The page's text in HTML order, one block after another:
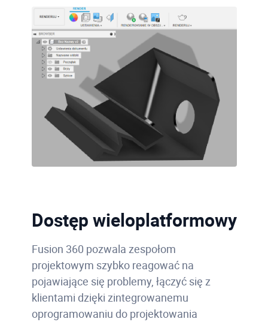
Dostęp wieloplatformowy
Fusion 360 pozwala zespołom
projektowym szybko reagować na
pojawiające się problemy, łączyć się z
klientami dzięki zintegrowanemu
oprogramowaniu do projektowania